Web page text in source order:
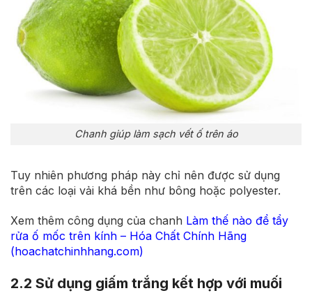
Chanh giúp làm sạch vết ố trên áo
Tuy nhiên phương pháp này chỉ nên được sử dụng
trên các loại vải khá bền như bông hoặc polyester.
Xem thêm công dụng của chanh Làm thế nào để tẩy
rửa ố mốc trên kính – Hóa Chất Chính Hãng
(hoachatchinhhang.com)
2.2 Sử dụng giấm trắng kết hợp với muối